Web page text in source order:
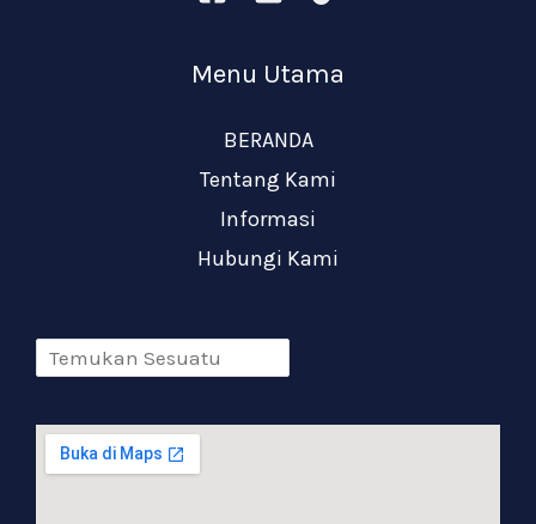
Menu Utama
BERANDA
Tentang Kami
Informasi
Hubungi Kami